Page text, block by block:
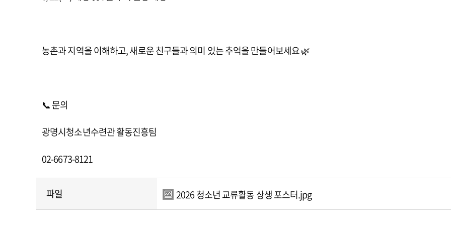
농촌과 지역을 이해하고, 새로운 친구들과 의미 있는 추억을 만들어보세요 🌿
📞 문의
광명시청소년수련관 활동진흥팀
02-6673-8121
파일 2026 청소년 교류활동 상생 포스터.jpg